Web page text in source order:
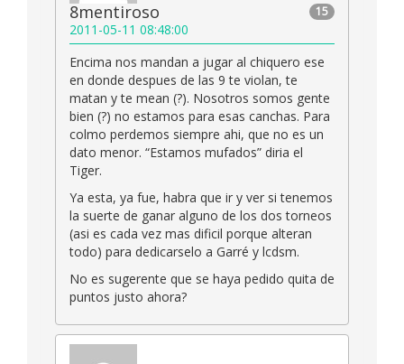
15
8mentiroso
2011-05-11 08:48:00
Encima nos mandan a jugar al chiquero ese
en donde despues de las 9 te violan, te
matan y te mean (?). Nosotros somos gente
bien (?) no estamos para esas canchas. Para
colmo perdemos siempre ahi, que no es un
dato menor. “Estamos mufados” diria el
Tiger.
Ya esta, ya fue, habra que ir y ver si tenemos
la suerte de ganar alguno de los dos torneos
(asi es cada vez mas dificil porque alteran
todo) para dedicarselo a Garré y lcdsm.
No es sugerente que se haya pedido quita de
puntos justo ahora?